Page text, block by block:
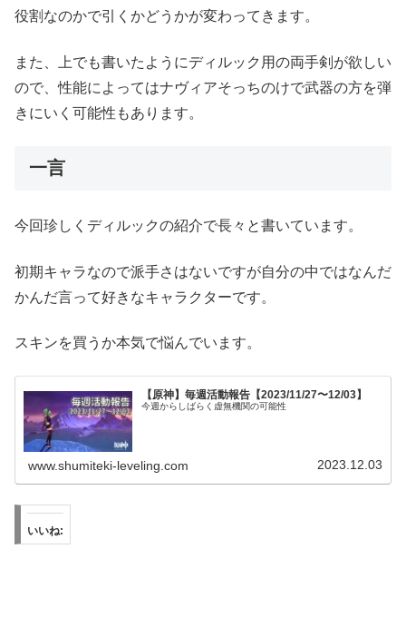
役割なのかで引くかどうかが変わってきます。
また、上でも書いたようにディルック用の両手剣が欲しい
ので、性能によってはナヴィアそっちのけで武器の方を弾
きにいく可能性もあります。
一言
今回珍しくディルックの紹介で長々と書いています。
初期キャラなので派手さはないですが自分の中ではなんだ
かんだ言って好きなキャラクターです。
スキンを買うか本気で悩んでいます。
【原神】毎週活動報告【2023/11/27〜12/03】
今週からしばらく虚無機関の可能性
www.shumiteki-leveling.com 2023.12.03
いいね: